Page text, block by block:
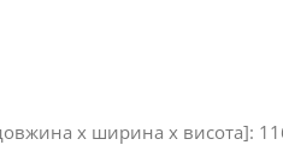
х ширина х висота]: